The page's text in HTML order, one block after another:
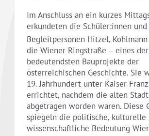
Im Anschluss an ein kurzes
erkundeten die Schüler:innen
Begleitpersonen Hitzel,
die Wiener Ringstraße – eines der
bedeutendsten Bauprojekte der
österreichischen Geschichte. Sie
19. Jahrhundert unter Kaiser
errichtet, nachdem die alten
abgetragen worden waren. Diese
spiegeln die politische, kulturelle
wissenschaftliche Bedeutung